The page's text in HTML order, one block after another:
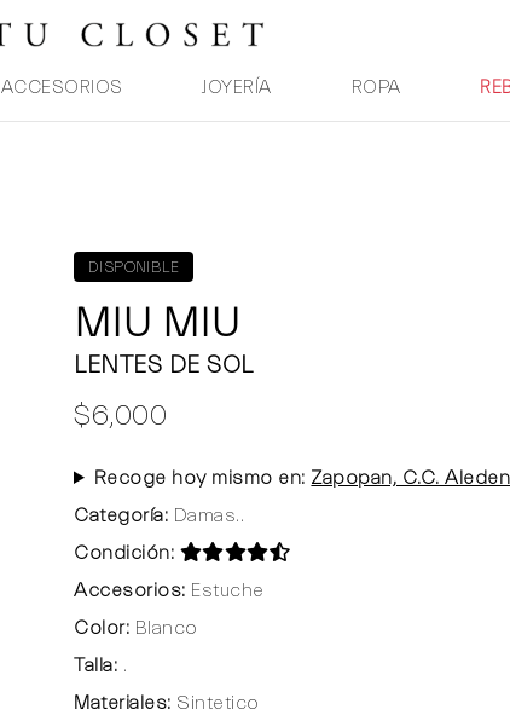
ACCESORIOS JOYERÍA ROPA
DISPONIBLE
MIU MIU
LENTES DE SOL
$6,000
Recoge hoy mismo en: Zapopan, C.C.
Categoría: Damas..
Condición:
Accesorios: Estuche
Color: Blanco
Talla: .
Materiales: Sintetico